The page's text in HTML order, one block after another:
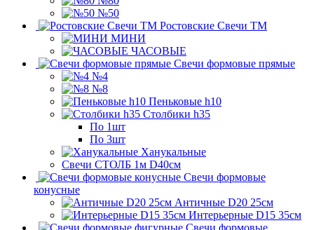
№50
Ростовские Свечи ТМ
МИНИ
ЧАСОВЫЕ
Свечи формовые прямые
№4
№8
Пеньковые h10
Столбики h35
По 1шт
По 3шт
Ханукальные
Свечи СТОЛБ 1м D40см
Свечи формовые
конусные
Античные D20 25см
Интерьерные D15 35см
Свечи формовые